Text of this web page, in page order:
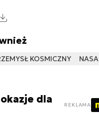
KOSMICZNY NASA
dla
REKLAMA